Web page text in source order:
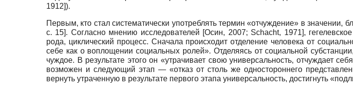
1912]).
Первым, кто стал систематически употреблять термин «отчуждение» в значении,
с. 15]. Согласно мнению исследователей [Осин, 2007; Schacht, 1971],
рода, циклический процесс. Сначала происходит отделение человека от
себе как о воплощении социальных ролей». Отделяясь от социальной
чуждое. В результате этого он «утрачивает свою универсальность, отчуждает
возможен и следующий этап — «отказ от столь же одностороннего
вернуть утраченную в результате первого этапа универсальность, достигнуть